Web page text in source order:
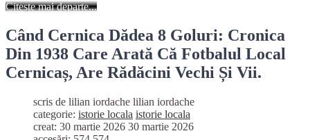
Citește mai departe...
Când Cernica Dădea 8 Goluri: Cronica
Din 1938 Care Arată Că Fotbalul Local
Cernicaș, Are Rădăcini Vechi Și Vii.
scris de lilian iordache lilian iordache
categorie: istorie locala istorie locala
creat: 30 martie 2026 30 martie 2026